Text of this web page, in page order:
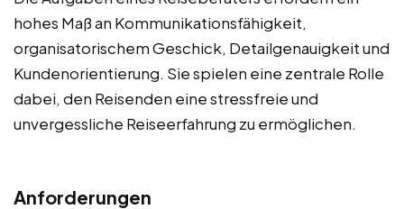
hohes Maß an Kommunikationsfähigkeit,
organisatorischem Geschick, Detailgenauigkeit und
Kundenorientierung. Sie spielen eine zentrale Rolle
dabei, den Reisenden eine stressfreie und
unvergessliche Reiseerfahrung zu ermöglichen.
Anforderungen